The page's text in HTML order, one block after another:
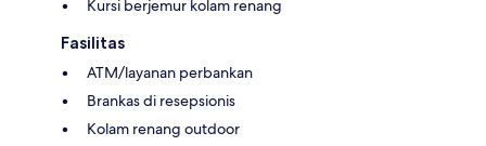
Kursi berjemur kolam renang
Fasilitas
ATM/layanan perbankan
Brankas di resepsionis
Kolam renang outdoor